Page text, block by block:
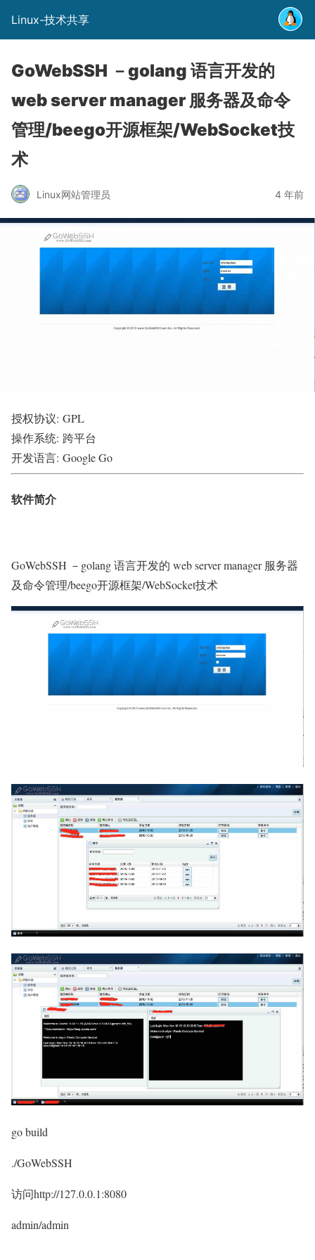
Linux-技术共享
GoWebSSH －golang 语言开发的
web server manager 服务器及命令
管理/beego开源框架/WebSocket技
术
Linux网站管理员 4 年前
授权协议: GPL
操作系统: 跨平台
开发语言: Google Go
软件简介
GoWebSSH －golang 语言开发的 web server manager 服务器
及命令管理/beego开源框架/WebSocket技术
go build
./GoWebSSH
访问http://127.0.0.1:8080
admin/admin